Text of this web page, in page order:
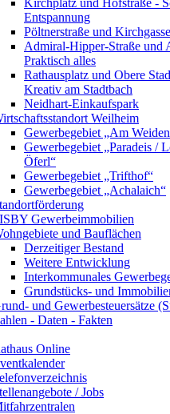
Entspannung
Pöltnerstraße und
Admiral-Hipper-Straße und
Praktisch alles
Rathausplatz und Obere
Kreativ am Stadtbach
Neidhart-Einkaufspark
Weilheim
Gewerbegebiet „Am
Gewerbegebiet „Paradeis /
Öferl“
Gewerbegebiet „Trifthof“
Gewerbegebiet „Achalaich“
Gewerbeimmobilien
und Bauflächen
Derzeitiger Bestand
Weitere Entwicklung
Interkommunales
Grundstücks- und
und Gewerbesteuersätze
- Daten - Fakten
Online
/ Jobs